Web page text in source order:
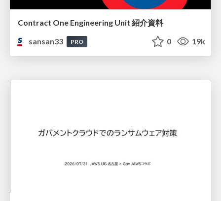
Contract One Engineering Unit 紹介資料
sansan33
PRO 0 19k